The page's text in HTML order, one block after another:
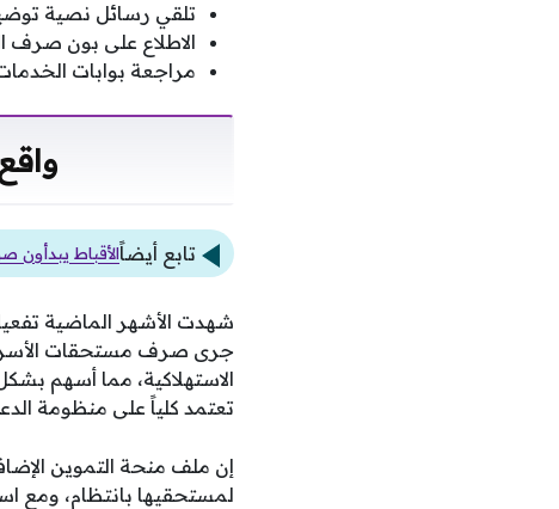
تلقي رسائل نصية
الاطلاع على بون صرف
مراجعة بوابات
تابع أيضاًالأقباط يبدأون صوم العذراء لمدة
جرى صرف مستحقات الأسر
الاستهلاكية، مما أسهم
تعتمد كلياً على منظومة
لمستحقيها بانتظام، ومع